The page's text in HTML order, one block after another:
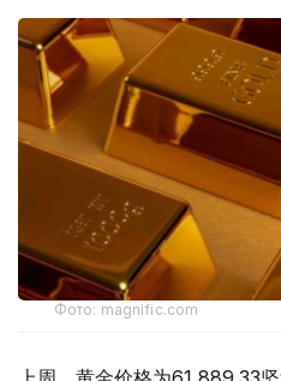
Фото: magnific.com